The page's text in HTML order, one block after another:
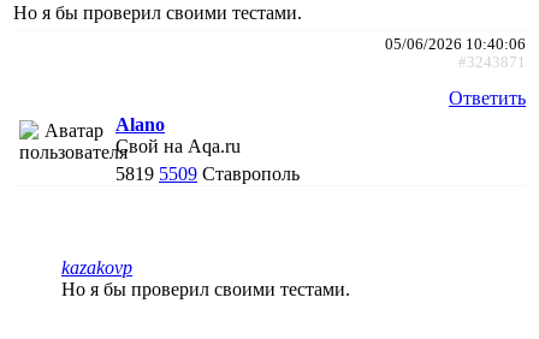
Но я бы проверил своими тестами.
05/06/2026 10:40:06
#3243871
Ответить
Alano
Свой на Aqa.ru
5819 5509 Ставрополь
kazakovp
Но я бы проверил своими тестами.